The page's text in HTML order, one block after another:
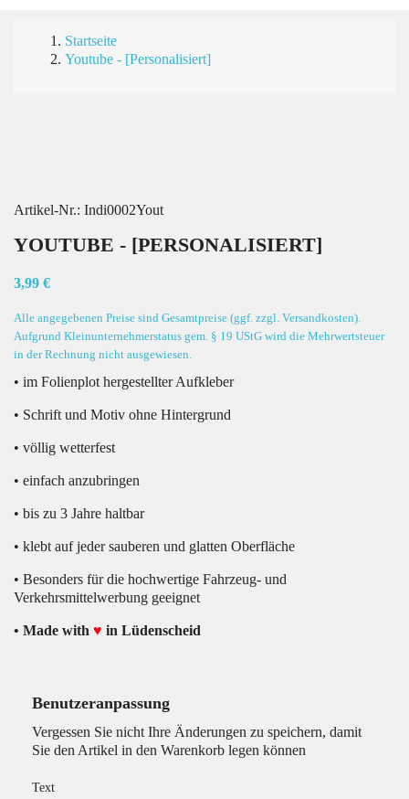
Startseite
Youtube - [Personalisiert]
Artikel-Nr.: Indi0002Yout
YOUTUBE - [PERSONALISIERT]
3,99 €
Alle angegebenen Preise sind Gesamtpreise (ggf. zzgl. Versandkosten).
Aufgrund Kleinunternehmerstatus gem. § 19 UStG wird die Mehrwertsteuer
in der Rechnung nicht ausgewiesen.
• im Folienplot hergestellter Aufkleber
• Schrift und Motiv ohne Hintergrund
• völlig wetterfest
• einfach anzubringen
• bis zu 3 Jahre haltbar
• klebt auf jeder sauberen und glatten Oberfläche
• Besonders für die hochwertige Fahrzeug- und
Verkehrsmittelwerbung geeignet
• Made with ♥ in Lüdenscheid
Benutzeranpassung
Vergessen Sie nicht Ihre Änderungen zu speichern, damit
Sie den Artikel in den Warenkorb legen können
Text